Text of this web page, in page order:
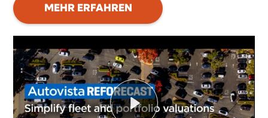
Play
MEHR ERFAHREN